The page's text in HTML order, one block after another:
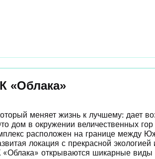
«Облака»
меняет жизнь к лучшему: дает
дом в окружении величественных
расположен на границе между
локация с прекрасной
открываются шикарные